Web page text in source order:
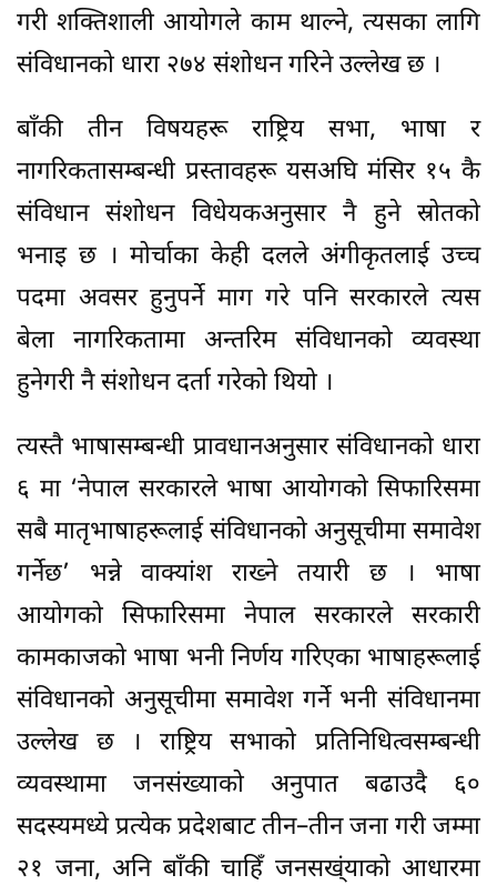
गरी शक्तिशाली आयोगले काम थाल्ने, त्यसका लागि
संविधानको धारा २७४ संशोधन गरिने उल्लेख छ ।
बाँकी तीन विषयहरू राष्ट्रिय सभा, भाषा र
नागरिकतासम्बन्धी प्रस्तावहरू यसअघि मंसिर १५ कै
संविधान संशोधन विधेयकअनुसार नै हुने स्रोतको
भनाइ छ । मोर्चाका केही दलले अंगीकृतलाई उच्च
पदमा अवसर हुनुपर्ने माग गरे पनि सरकारले त्यस
बेला नागरिकतामा अन्तरिम संविधानको व्यवस्था
हुनेगरी नै संशोधन दर्ता गरेको थियो ।
त्यस्तै भाषासम्बन्धी प्रावधानअनुसार संविधानको धारा
६ मा ‘नेपाल सरकारले भाषा आयोगको सिफारिसमा
सबै मातृभाषाहरूलाई संविधानको अनुसूचीमा समावेश
गर्नेछ’ भन्ने वाक्यांश राख्ने तयारी छ । भाषा
आयोगको सिफारिसमा नेपाल सरकारले सरकारी
कामकाजको भाषा भनी निर्णय गरिएका भाषाहरूलाई
संविधानको अनुसूचीमा समावेश गर्ने भनी संविधानमा
उल्लेख छ । राष्ट्रिय सभाको प्रतिनिधित्वसम्बन्धी
व्यवस्थामा जनसंख्याको अनुपात बढाउदै ६०
सदस्यमध्ये प्रत्येक प्रदेशबाट तीन–तीन जना गरी जम्मा
२१ जना, अनि बाँकी चाहिँ जनसख्ंयाको आधारमा